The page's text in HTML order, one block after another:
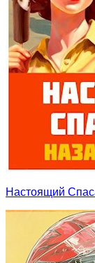
Настоящий